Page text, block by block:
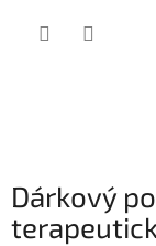
Dárkový